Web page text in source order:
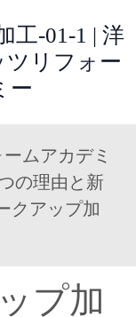
工-01-1 | 洋
ツリフォー
ー
ムアカデミ
の理由と新
クアップ加
プ加